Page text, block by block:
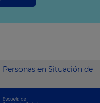
en Situación de